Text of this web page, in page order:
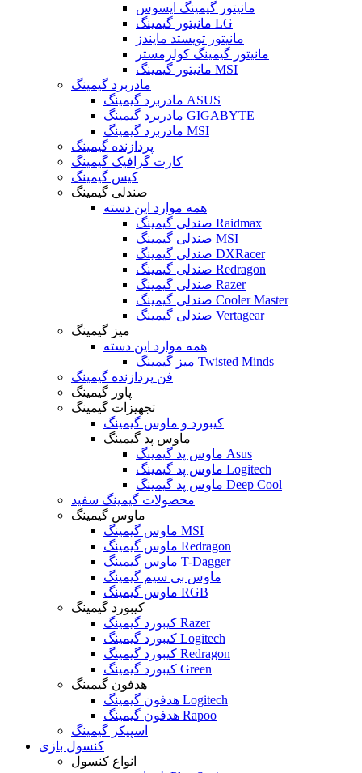
مانیتور گیمینگ ایسوس
مانیتور گیمینگ LG
مانیتور تویستد مایندز
مانیتور گیمینگ کولرمستر
مانیتور گیمینگ MSI
مادربرد گیمینگ
مادربرد گیمینگ ASUS
مادربرد گیمینگ GIGABYTE
مادربرد گیمینگ MSI
پردازنده گیمینگ
کارت گرافیک گیمینگ
کیس گیمینگ
صندلی گیمینگ
همه موارد این دسته
صندلی گیمینگ Raidmax
صندلی گیمینگ MSI
صندلی گیمینگ DXRacer
صندلی گیمینگ Redragon
صندلی گیمینگ Razer
صندلی گیمینگ Cooler Master
صندلی گیمینگ Vertagear
میز گیمینگ
همه موارد این دسته
میز گیمینگ Twisted Minds
فن پردازنده گیمینگ
پاور گیمینگ
تجهیزات گیمینگ
کیبورد و ماوس گیمینگ
ماوس پد گیمینگ
ماوس پد گیمینگ Asus
ماوس پد گیمینگ Logitech
ماوس پد گیمینگ Deep Cool
محصولات گیمینگ سفید
ماوس گیمینگ
ماوس گیمینگ MSI
ماوس گیمینگ Redragon
ماوس گیمینگ T-Dagger
ماوس بی سیم گیمینگ
ماوس گیمینگ RGB
کیبورد گیمینگ
کیبورد گیمینگ Razer
کیبورد گیمینگ Logitech
کیبورد گیمینگ Redragon
کیبورد گیمینگ Green
هدفون گیمینگ
هدفون گیمینگ Logitech
هدفون گیمینگ Rapoo
اسپیکر گیمینگ
کنسول بازی
انواع کنسول